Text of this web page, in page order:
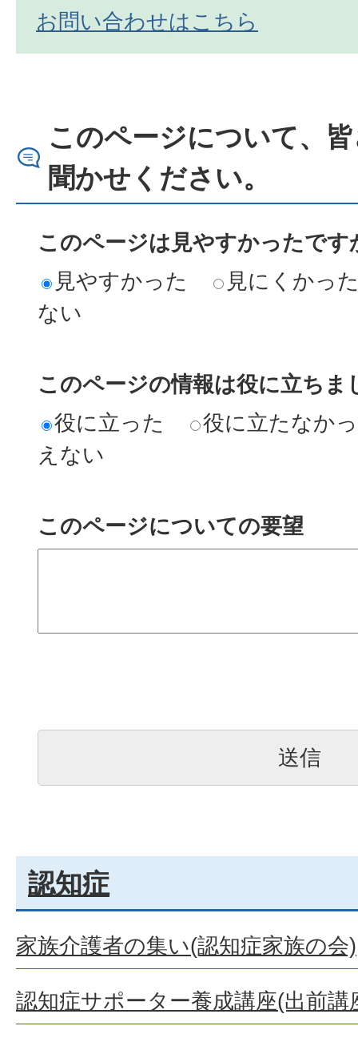
お問い合わせはこちら
このページについて、
聞かせください。
このページは見やすかったです
見やすかった
見にくかっ
ない
このページの情報は役に立ちま
役に立った
役に立たなか
えない
このページについての要望
認知症
家族介護者の集い(認知症家族の会)
認知症サポーター養成講座(出前講